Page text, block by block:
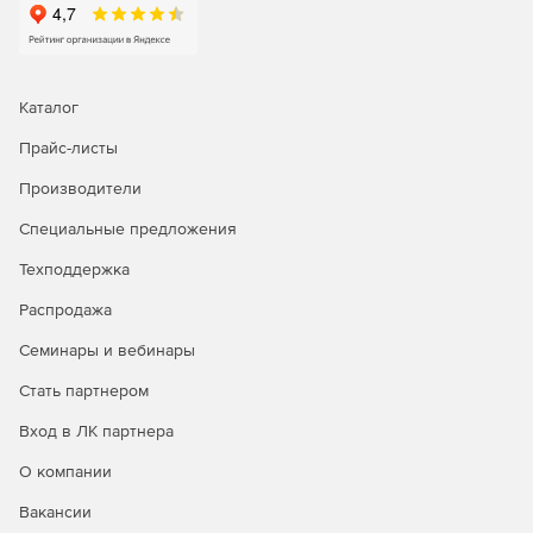
WhatsUp Gold собирает записи потока при помощи Cisco
NetFlow, NetFlow-Lite и NSEL, Juniper J-Flow, sFlow и
установить политики использования полосы
оповещение и создание отчетов о трафике интерфейса и
Предоставляются подробные и исполнимые данные об
основных отправителях, получателях, обмене данными,
способность.
Мониторинг виртуальной среды
сопоставления, наблюдения, оповещения и создания
гостевых устройств ESX и ESXi в реальном времени.
Система поддерживает актуальный список всех узлов и
Каталог
Прайс-листы
Производители
Специальные предложения
Техподдержка
Распродажа
Семинары и вебинары
Стать партнером
Вход в ЛК партнера
О компании
Вакансии